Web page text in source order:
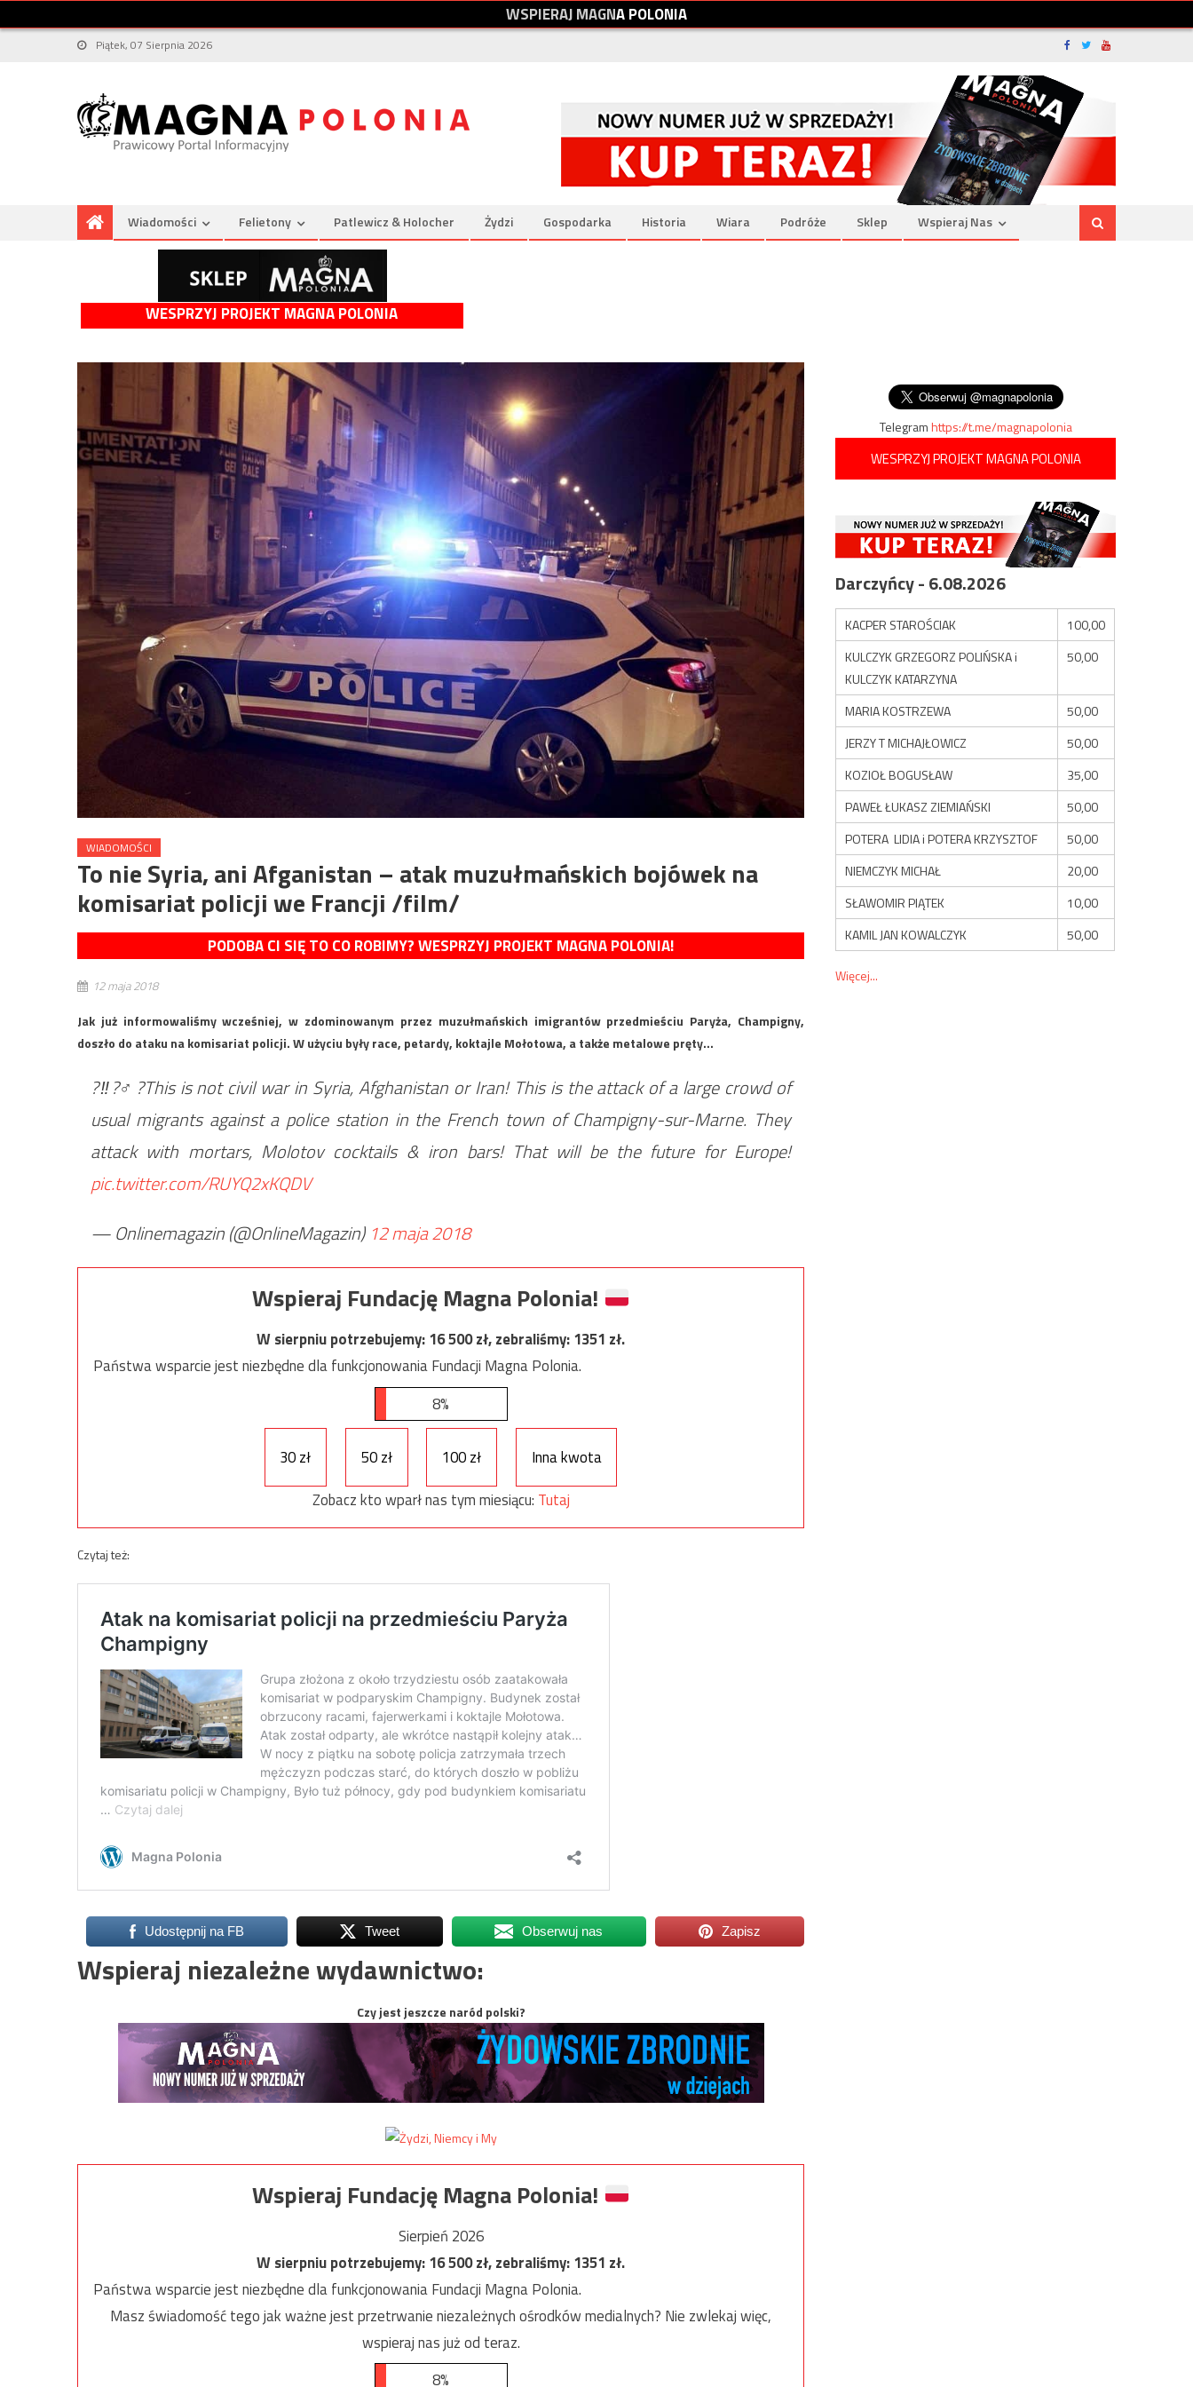
WSPIERAJMAGNAPOLONIA
Piątek, 07 Sierpnia 2026
Wiadomości Felietony Patlewicz & Holocher Żydzi Gospodarka Historia Wiara Podróże Sklep Wspieraj Nas
WESPRZYJ PROJEKT MAGNA POLONIA
WIADOMOŚCI
To nie Syria, ani Afganistan – atak muzułmańskich bojówek na
komisariat policji we Francji /film/
PODOBA CI SIĘ TO CO ROBIMY? WESPRZYJ PROJEKT MAGNA POLONIA!
12 maja 2018
Jak już informowaliśmy wcześniej, w zdominowanym przez muzułmańskich imigrantów przedmieściu Paryża, Champigny,
doszło do ataku na komisariat policji. W użyciu były race, petardy, koktajle Mołotowa, a także metalowe pręty…
?‼?‍♂️?This is not civil war in Syria, Afghanistan or Iran! This is the attack of a large crowd of
usual migrants against a police station in the French town of Champigny-sur-Marne. They
attack with mortars, Molotov cocktails & iron bars! That will be the future for Europe!
pic.twitter.com/RUYQ2xKQDV
— Onlinemagazin (@OnlineMagazin) 12 maja 2018
Wspieraj Fundację Magna Polonia!
W sierpniu potrzebujemy:16 500zł, zebraliśmy:1351 zł.
Państwa wsparcie jest niezbędne dla funkcjonowania Fundacji Magna Polonia.
8%
30 zł 50 zł 100 zł
Inna kwota
Zobacz kto wparł nas tym miesiącu: Tutaj
Czytaj też:
Udostępnij na FB Tweet Obserwuj nas Zapisz
Wspieraj niezależne wydawnictwo:
Czy jest jeszcze naród polski?
Wspieraj Fundację Magna Polonia!
Sierpień 2026
W sierpniu potrzebujemy:16 500zł, zebraliśmy:1351 zł.
Państwa wsparcie jest niezbędne dla funkcjonowania Fundacji Magna Polonia.
Masz świadomość tego jak ważne jest przetrwanie niezależnych ośrodków medialnych? Nie zwlekaj więc,
wspieraj nas już od teraz.
8%
Telegramhttps://t.me/magnapolonia
WESPRZYJ PROJEKT MAGNA POLONIA
Darczyńcy - 6.08.2026
KACPER STAROŚCIAK
100,00
KULCZYK GRZEGORZ POLIŃSKA i
KULCZYK KATARZYNA
50,00
MARIA KOSTRZEWA
50,00
JERZY T MICHAJŁOWICZ
50,00
KOZIOŁ BOGUSŁAW
35,00
PAWEŁ ŁUKASZ ZIEMIAŃSKI
50,00
POTERA LIDIA i POTERA KRZYSZTOF
50,00
NIEMCZYK MICHAŁ
20,00
SŁAWOMIR PIĄTEK
10,00
KAMIL JAN KOWALCZYK
50,00
Więcej...